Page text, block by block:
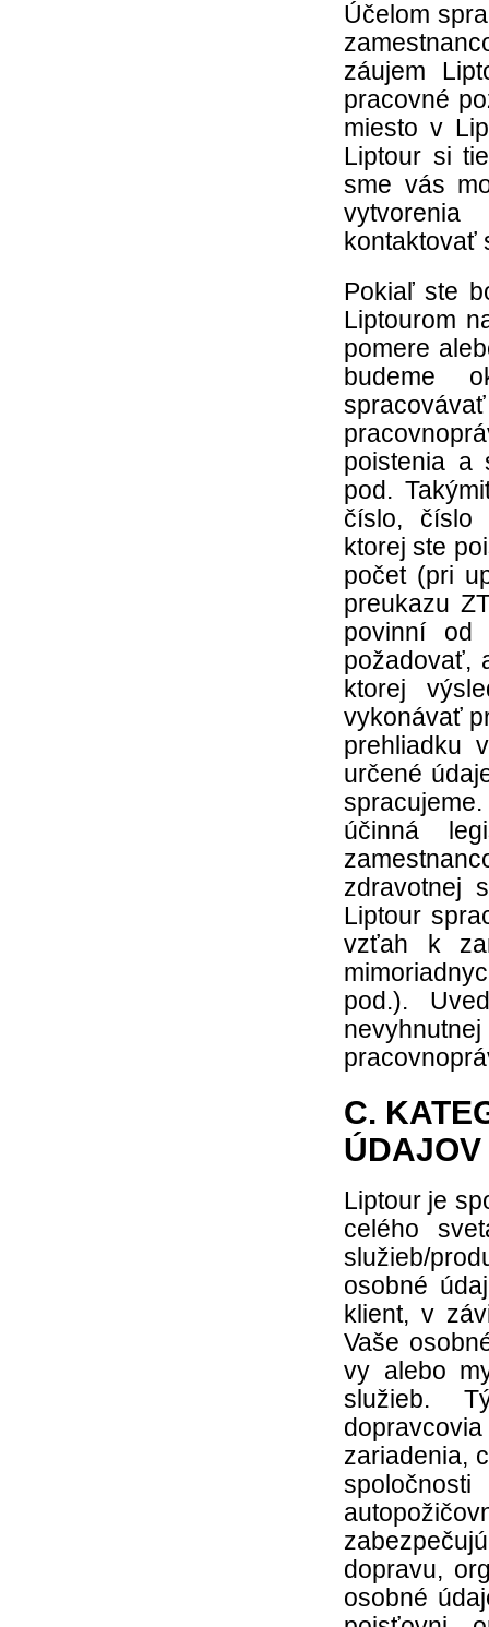
Účelom
záujem
pracovné
miesto v
Liptour si
sme vás
kontaktovať
Pokiaľ ste
Liptourom
pomere
budeme
poistenia a
pod.
číslo, číslo
ktorej ste
počet (pri
preukazu
povinní od
požadovať,
ktorej
vykonávať
prehliadku
určené
účinná
zdravotnej
Liptour
vzťah k
pod.).
C.
ÚDAJOV
Liptour je
celého
služieb/
osobné
klient, v
Vaše
vy alebo
služieb.
zariadenia,
dopravu,
osobné